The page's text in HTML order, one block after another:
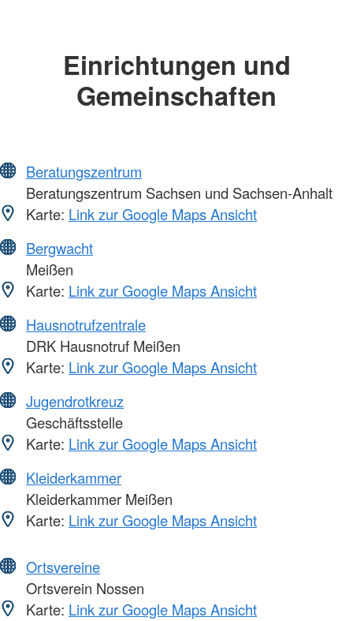
Einrichtungen und
Gemeinschaften
Beratungszentrum
Beratungszentrum Sachsen und Sachsen-Anhalt
Karte: Link zur Google Maps Ansicht
Bergwacht
Meißen
Karte: Link zur Google Maps Ansicht
Hausnotrufzentrale
DRK Hausnotruf Meißen
Karte: Link zur Google Maps Ansicht
Jugendrotkreuz
Geschäftsstelle
Karte: Link zur Google Maps Ansicht
Kleiderkammer
Kleiderkammer Meißen
Karte: Link zur Google Maps Ansicht
Ortsvereine
Ortsverein Nossen
Karte: Link zur Google Maps Ansicht